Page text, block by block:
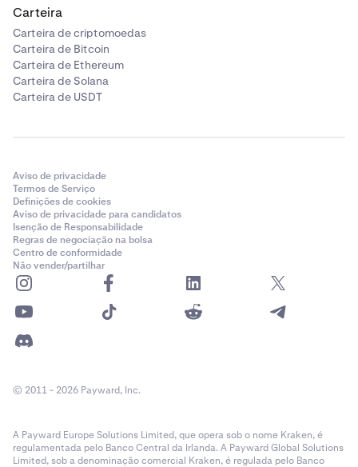
6 Toquena setapara continuar.
seus dados estão corretos. Também terá de
reconhecer o aviso de levantamento de 7 dias. Pode
então tocar em
7 Ativou com sucesso a Compra Instantânea ACH!
Carteira
Carteira de criptomoedas
Carteira de Bitcoin
Carteira de Ethereum
Carteira de Solana
Carteira de USDT
Aviso de privacidade
Termos de Serviço
Definições de cookies
Aviso de privacidade para candidatos
Isenção de Responsabilidade
Regras de negociação na bolsa
Centro de conformidade
Não vender/partilhar
© 2011 - 2026 Payward, Inc.
A Payward Europe Solutions Limited, que opera sob o nome Kraken, é
regulamentada pelo Banco Central da Irlanda. A Payward Global Solutions
Limited, sob a denominação comercial Kraken, é regulada pelo Banco